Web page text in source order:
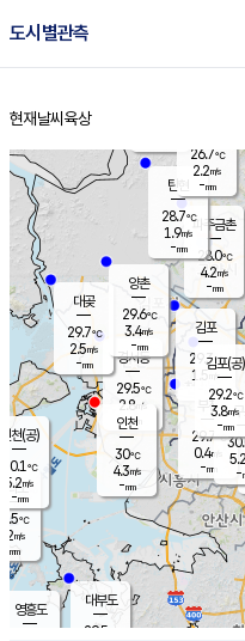
도시별관측
홈
현재날씨 육상
의도
℃
m/s
mm
영흥도
대부도
29.5
경서동
29.5℃
2.8 m/s
-mm
파주금촌
28.0℃
4.2m/s
-mm
대곶
29.7℃
2.5m/s
-mm
탄현
28.7℃
1.9m/s
-mm
김포
29.3℃
1.5 m/s
mm
부천
29.7℃
0.4m/s
-mm
양촌
29.6℃
3.4m/s
-mm
구로
5.2
-
인천(공)
30.1℃
5.2m/s
-mm
김포(공)
29.2℃
3.8m/s
-mm
인천
30℃
4.3m/s
-mm
26.7℃
2.2m/s
-mm